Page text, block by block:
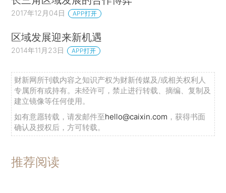
2017年12月04日 APP打开
区域发展迎来新机遇
2014年11月23日 APP打开
财新网所刊载内容之知识产权为财新传媒及/或相关权利人
专属所有或持有。未经许可，禁止进行转载、摘编、复制及
建立镜像等任何使用。
如有意愿转载，请发邮件至hello@caixin.com ，获得书面
确认及授权后，方可转载。
推荐阅读